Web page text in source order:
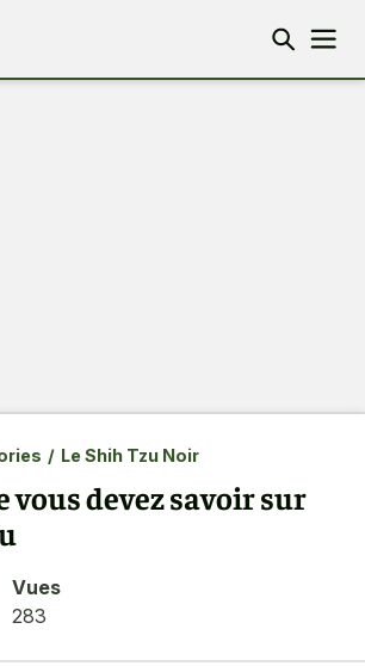
/ Le Shih Tzu Noir
vous devez savoir sur
Vues
283